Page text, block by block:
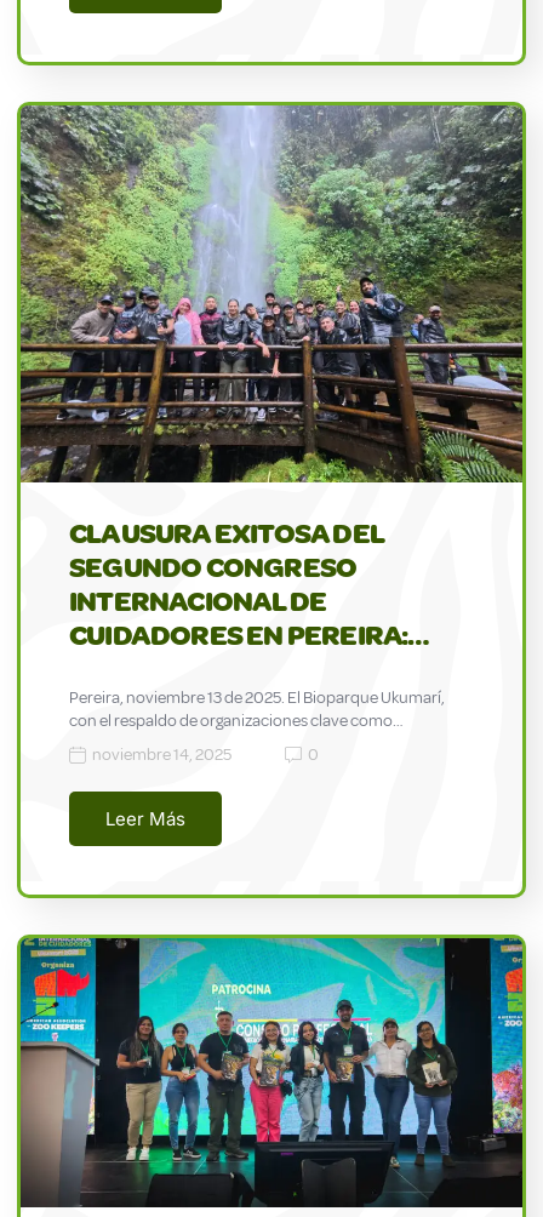
CLAUSURA EXITOSA DEL
SEGUNDO CONGRESO
INTERNACIONAL DE
CUIDADORES EN PEREIRA:…
Pereira, noviembre 13 de 2025. El Bioparque Ukumarí,
con el respaldo de organizaciones clave como…
noviembre 14, 2025
0
Leer Más